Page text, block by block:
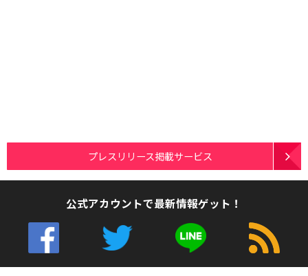
プレスリリース掲載サービス
公式アカウントで最新情報ゲット！